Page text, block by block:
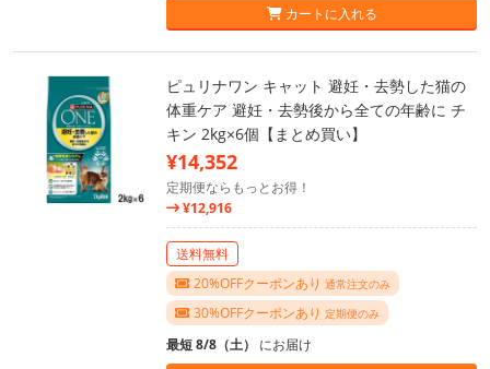
カートに入れる
ピュリナワン キャット 避妊・去勢した猫の
体重ケア 避妊・去勢後から全ての年齢に チ
キン 2kg×6個【まとめ買い】
¥14,352
定期便ならもっとお得！
¥12,916
送料無料
20%OFFクーポンあり 通常注文のみ
30%OFFクーポンあり 定期便のみ
最短 8/8（土） にお届け